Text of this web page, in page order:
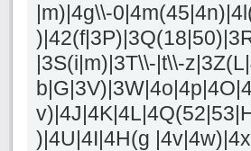
|m)|4g\\-
|3S(i|m)|3T\\-|t\\-
)|4U|4I|4H(g